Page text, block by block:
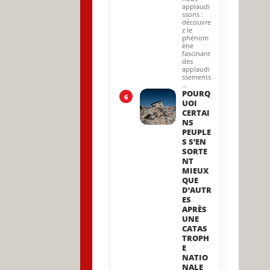
applaudi
ssons :
découvre
z le
phénom
ène
fascinant
des
applaudi
ssements
…
6
POURQ
UOI
CERTAI
NS
PEUPLE
S S’EN
SORTE
NT
MIEUX
QUE
D’AUTR
ES
APRÈS
UNE
CATAS
TROPH
E
NATIO
NALE